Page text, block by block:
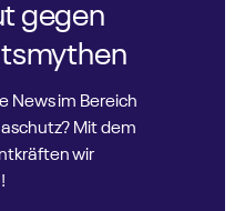
gegen
News im Bereich
Mit dem
wir